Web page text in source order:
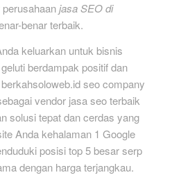
jasa SEO di
benar terbaik.
keluarkan untuk bisnis
berdampak positif dan
seo company
vendor jasa seo terbaik
solusi tepat dan cerdas yang
Anda kehalaman 1 Google
posisi top 5 besar serp
dengan harga terjangkau.